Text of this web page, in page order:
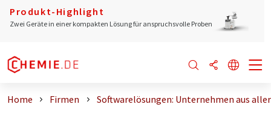
Produkt-Highlight
Zwei Geräte in einer kompakten Lösung für anspruchsvolle Proben
Home Firmen Softwarelösungen: Unternehmen aus